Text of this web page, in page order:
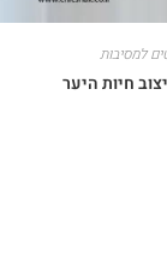
למסיבות
חיות היער